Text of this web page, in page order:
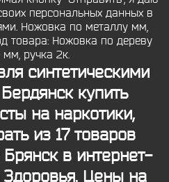
персональных данных в
Ножовка по металлу мм,
товара: Ножовка по дереву
ручка 2к.
синтетическими
купить
на наркотики,
из 17 товаров
в интернет-
Здоровья. Цены на